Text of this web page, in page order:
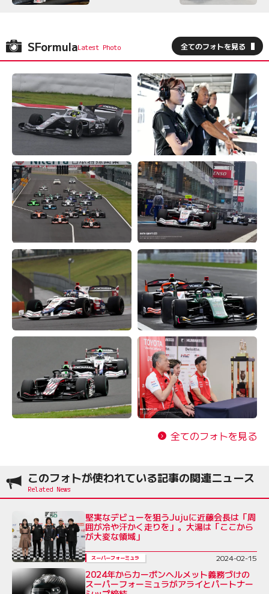
SFormula 全てのフォトを見る
全てのフォトを見る
このフォトが使われている記事の関連ニュース
堅実なデビューを狙うJujuに近藤会長は「周
囲が冷や汗かく走りを」。大湯は「ここから
が大変な領域」
スーパーフォーミュラ 2024-02-15
2024年からカーボンヘルメット義務づけの
スーパーフォーミュラがアライとパートナー